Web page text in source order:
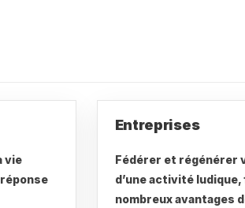
vie
Entreprises
Fédérer et régénérer
d’une activité
nombreux avantages